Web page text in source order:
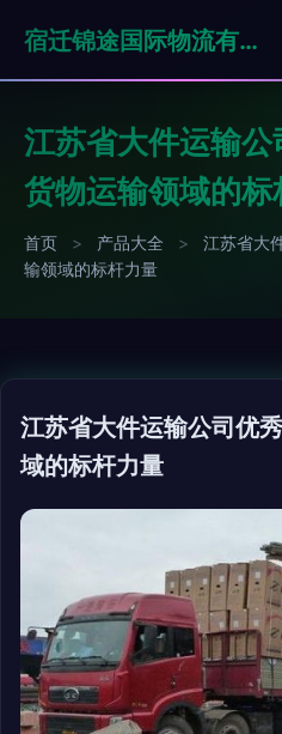
宿迁锦途国际物流有限公司
江苏省大件运输
货物运输领域的标
首页 > 产品大全 >
江苏省大
输领域的标杆力量
江苏省大件运输公司优
域的标杆力量